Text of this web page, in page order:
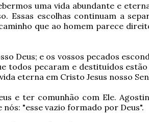
uma vida abundante e
Essas escolhas continuam a
que ao homem parece
Deus; e os vossos pecados
todos pecaram e destituídos
eterna em Cristo Jesus nosso
e ter comunhão com Ele.
"esse vazio formado por Deus".